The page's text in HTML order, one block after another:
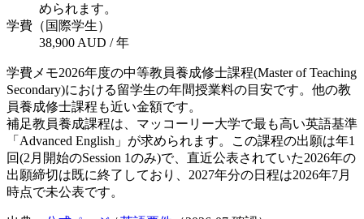
められます。
学費（国際学生）
38,900 AUD / 年
学費メモ2026年度の中等教員養成修士課程(Master of Teaching
Secondary)における留学生の年間授業料の目安です。他の教
員養成修士課程も近い金額です。
補足教員養成課程は、マッコーリー大学で最も高い英語基準
「Advanced English」が求められます。この課程の出願は年1
回(2月開始のSession 1のみ)で、直近公表されていた2026年の
出願締切は既に終了しており、2027年分の日程は2026年7月
時点で未公表です。